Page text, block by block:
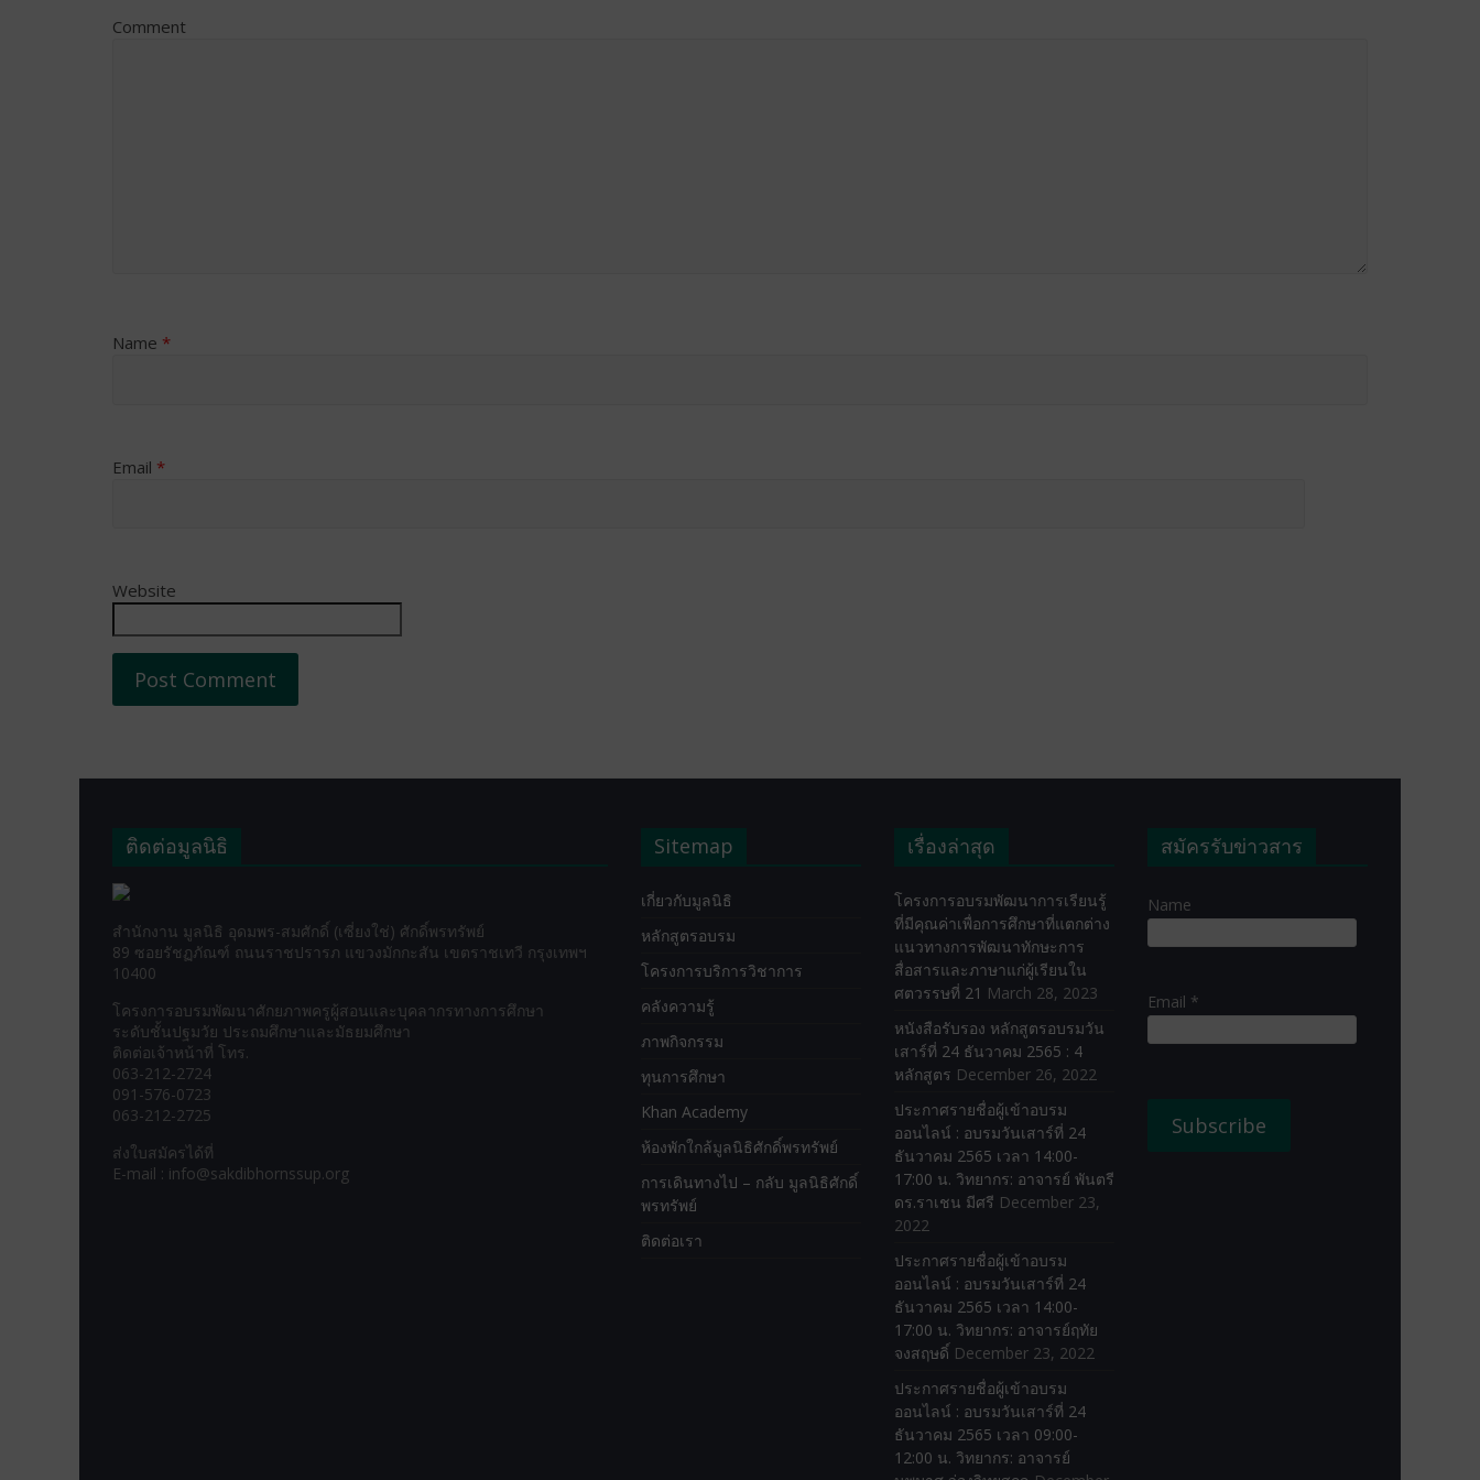
Comment
Name *
Email *
Website
ติดต่อมูลนิธิ
สำนักงาน มูลนิธิ อุดมพร-สมศักดิ์ (เซี่ยงใช่) ศักดิ์พรทรัพย์
89 ซอยรัชฏภัณฑ์ ถนนราชปรารภ แขวงมักกะสัน เขตราชเทวี กรุงเทพฯ
10400
โครงการอบรมพัฒนาศักยภาพครูผู้สอนและบุคลากรทางการศึกษา
ระดับชั้นปฐมวัย ประถมศึกษาและมัธยมศึกษา
ติดต่อเจ้าหน้าที่ โทร.
063-212-2724
091-576-0723
063-212-2725
ส่งใบสมัครได้ที่
E-mail : info@sakdibhornssup.org
Sitemap
เกี่ยวกับมูลนิธิ
หลักสูตรอบรม
โครงการบริการวิชาการ
คลังความรู้
ภาพกิจกรรม
ทุนการศึกษา
Khan Academy
ห้องพักใกล้มูลนิธิศักดิ์พรทรัพย์
การเดินทางไป – กลับ มูลนิธิศักดิ์
พรทรัพย์
ติดต่อเรา
เรื่องล่าสุด
โครงการอบรมพัฒนาการเรียนรู้
ที่มีคุณค่าเพื่อการศึกษาที่แตกต่าง
แนวทางการพัฒนาทักษะการ
สื่อสารและภาษาแก่ผู้เรียนใน
ศตวรรษที่ 21 March 28, 2023
หนังสือรับรอง หลักสูตรอบรมวัน
เสาร์ที่ 24 ธันวาคม 2565 : 4
หลักสูตร December 26, 2022
ประกาศรายชื่อผู้เข้าอบรม
ออนไลน์ : อบรมวันเสาร์ที่ 24
ธันวาคม 2565 เวลา 14:00-
17:00 น. วิทยากร: อาจารย์ พันตรี
ดร.ราเชน มีศรี December 23,
2022
ประกาศรายชื่อผู้เข้าอบรม
ออนไลน์ : อบรมวันเสาร์ที่ 24
ธันวาคม 2565 เวลา 14:00-
17:00 น. วิทยากร: อาจารย์ฤทัย
จงสฤษดิ์ December 23, 2022
ประกาศรายชื่อผู้เข้าอบรม
ออนไลน์ : อบรมวันเสาร์ที่ 24
ธันวาคม 2565 เวลา 09:00-
12:00 น. วิทยากร: อาจารย์
สมัครรับข่าวสาร
Name
Email *